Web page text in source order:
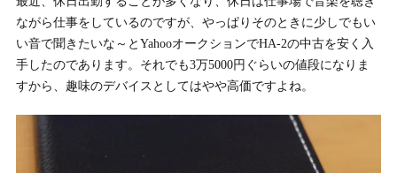
ながら仕事をしているのですが、やっぱりそのときに少しでもい
い音で聞きたいな～とYahooオークションでHA-2の中古を安く入
手したのであります。それでも3万5000円ぐらいの値段になりま
すから、趣味のデバイスとしてはやや高価ですよね。